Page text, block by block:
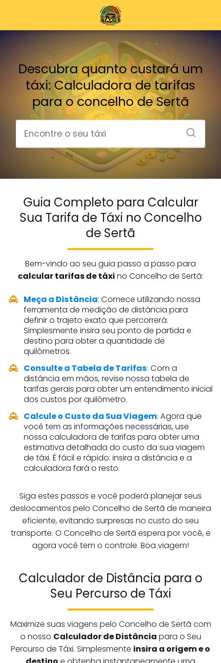
Descubra quanto custará um
táxi: Calculadora de tarifas
para o concelho de Sertã
Guia Completo para Calcular
Sua Tarifa de Táxi no Concelho
de Sertã
Bem-vindo ao seu guia passo a passo para
calcular tarifas de táxi no Concelho de Sertã:
Meça a Distância: Comece utilizando nossa
ferramenta de medição de distância para
definir o trajeto exato que percorrerá.
Simplesmente insira seu ponto de partida e
destino para obter a quantidade de
quilômetros.
Consulte a Tabela de Tarifas: Com a
distância em mãos, revise nossa tabela de
tarifas gerais para obter um entendimento inicial
dos custos por quilômetro.
Calcule o Custo da Sua Viagem: Agora que
você tem as informações necessárias, use
nossa calculadora de tarifas para obter uma
estimativa detalhada do custo da sua viagem
de táxi. É fácil e rápido: insira a distância e a
calculadora fará o resto.
Siga estes passos e você poderá planejar seus
deslocamentos pelo Concelho de Sertã de maneira
eficiente, evitando surpresas no custo do seu
transporte. O Concelho de Sertã espera por você, e
agora você tem o controle. Boa viagem!
Calculador de Distância para o
Seu Percurso de Táxi
Maximize suas viagens pelo Concelho de Sertã com
o nosso Calculador de Distância para o Seu
Percurso de Táxi. Simplesmente insira a origem e o